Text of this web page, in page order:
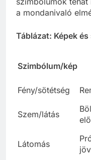
szimbólumok tehát